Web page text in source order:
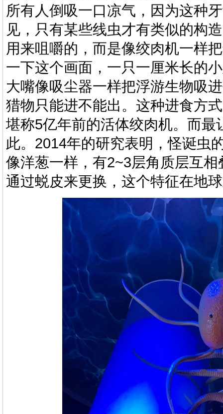
所有人倒吸一口凉气，因为这种
见，只有某些线虫才有类似的构
用来咀嚼的，而是像绞肉机一样
一下这个画面，一只一厘米长的
大嘴像吸尘器一样把浮游生物吸
猎物只能进不能出。这种进食方
堪称5亿年前的活体绞肉机。而
此。 2014年的研究表明，怪诞虫
像洋葱一样，有2~3层角质层互
通过蜕皮来更换，这个特征在地